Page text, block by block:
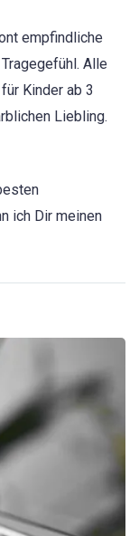
empfindliche
Alle
Kinder ab 3
Liebling.
ich Dir meinen